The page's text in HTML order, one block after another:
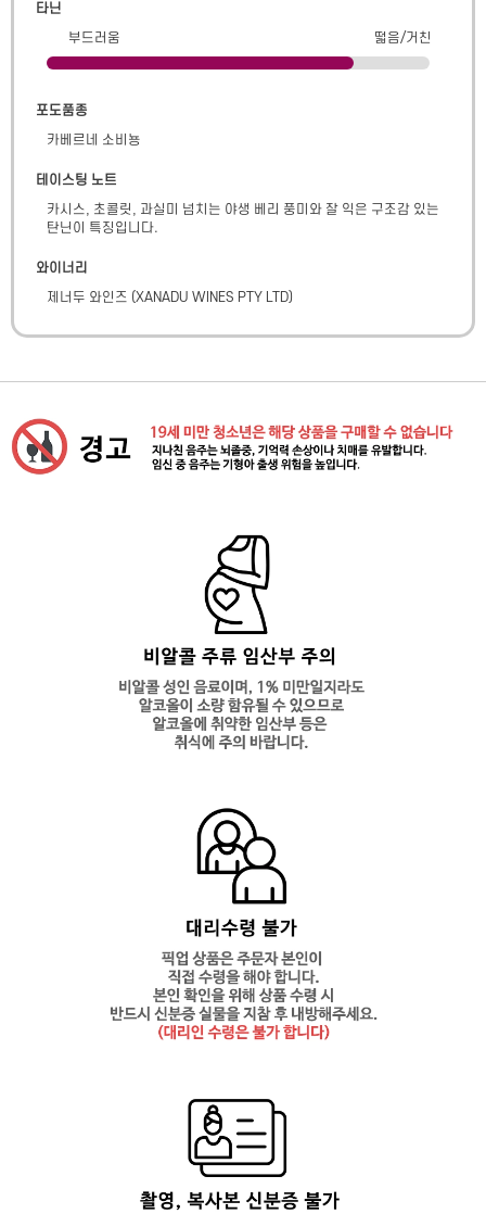
타닌
부드러움
떫음/거친
포도품종
카베르네 소비뇽
테이스팅 노트
카시스, 초콜릿, 과실미 넘치는 야생 베리 풍미와 잘 익은 구조감 있는
탄닌이 특징입니다.
와이너리
제너두 와인즈 (XANADU WINES PTY LTD)